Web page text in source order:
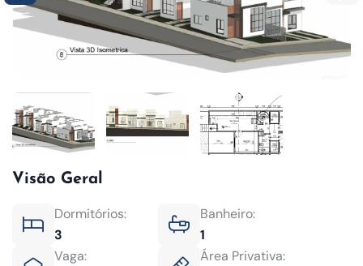
Visão Geral
Dormitórios:
3
Banheiro:
1
Vaga:
Área Privativa: